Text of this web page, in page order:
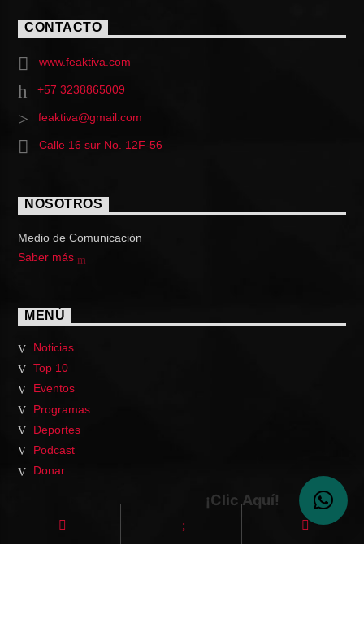
CONTACTO
www.feaktiva.com
+57 3238865009
feaktiva@gmail.com
Calle 16 sur No. 12F-56
NOSOTROS
Medio de Comunicación
Saber más
MENÚ
Noticias
Top 10
Eventos
Programas
Deportes
Podcast
Donar
¡Clic Aquí!